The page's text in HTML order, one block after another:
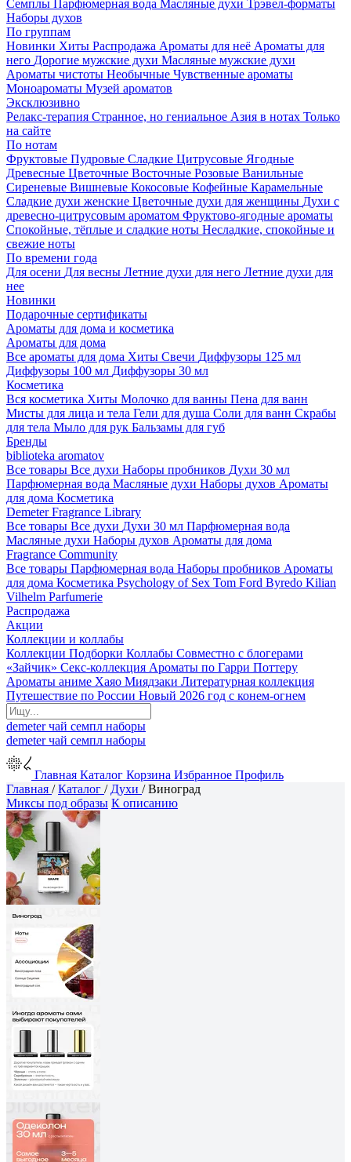
Семплы Парфюмерная вода Масляные духи Трэвел-форматы
Наборы духов
По группам
Новинки Хиты Распродажа Ароматы для неё Ароматы для
него Дорогие мужские духи Масляные мужские духи
Ароматы чистоты Необычные Чувственные ароматы
Моноароматы Музей ароматов
Эксклюзивно
Релакс-терапия Странное, но гениальное Азия в нотах Только
на сайте
По нотам
Фруктовые Пудровые Сладкие Цитрусовые Ягодные
Древесные Цветочные Восточные Розовые Ванильные
Сиреневые Вишневые Кокосовые Кофейные Карамельные
Сладкие духи женские Цветочные духи для женщины Духи с
древесно-цитрусовым ароматом Фруктово-ягодные ароматы
Спокойные, тёплые и сладкие ноты Несладкие, спокойные и
свежие ноты
По времени года
Для осени Для весны Летние духи для него Летние духи для
нее
Новинки
Подарочные сертификаты
Ароматы для дома и косметика
Ароматы для дома
Все ароматы для дома Хиты Свечи Диффузоры 125 мл
Диффузоры 100 мл Диффузоры 30 мл
Косметика
Вся косметика Хиты Молочко для ванны Пена для ванн
Мисты для лица и тела Гели для душа Соли для ванн Скрабы
для тела Мыло для рук Бальзамы для губ
Бренды
biblioteka aromatov
Все товары Все духи Наборы пробников Духи 30 мл
Парфюмерная вода Масляные духи Наборы духов Ароматы
для дома Косметика
Demeter Fragrance Library
Все товары Все духи Духи 30 мл Парфюмерная вода
Масляные духи Наборы духов Ароматы для дома
Fragrance Community
Все товары Парфюмерная вода Наборы пробников Ароматы
для дома Косметика Psychology of Sex Tom Ford Byredo Kilian
Vilhelm Parfumerie
Распродажа
Акции
Коллекции и коллабы
Коллекции Подборки Коллабы Совместно с блогерами
«Зайчик» Секс-коллекция Ароматы по Гарри Поттеру
Ароматы аниме Хаяо Миядзаки Литературная коллекция
Путешествие по России Новый 2026 год с конем-огнем
demeterчай семпл наборы
demeterчай семпл наборы
Главная Каталог Корзина Избранное Профиль
Главная /Каталог / Духи /Виноград
Миксы под образы К описанию